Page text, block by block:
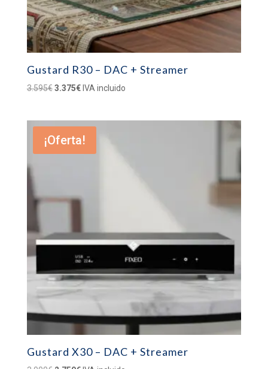
Gustard R30 – DAC + Streamer
3.595€ El
era:
3.595€.
3.375€El
es:
3.375€.
IVA incluido
¡Oferta!
Gustard X30 – DAC + Streamer